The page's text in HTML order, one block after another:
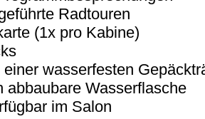
Radtouren
(1x pro Kabine)
einer wasserfesten
abbaubare Wasserflasche
im Salon